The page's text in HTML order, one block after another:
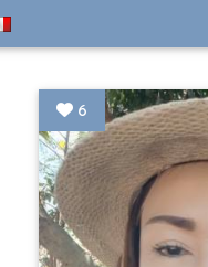
6